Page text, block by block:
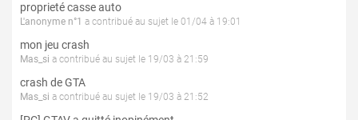
proprieté casse auto
L'anonyme n°1 a contribué au sujet le 01/04 à 19:01
mon jeu crash
Mas_si a contribué au sujet le 19/03 à 21:59
crash de GTA
Mas_si a contribué au sujet le 19/03 à 21:52